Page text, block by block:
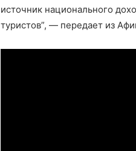
источник национального
туристов”, — передает из